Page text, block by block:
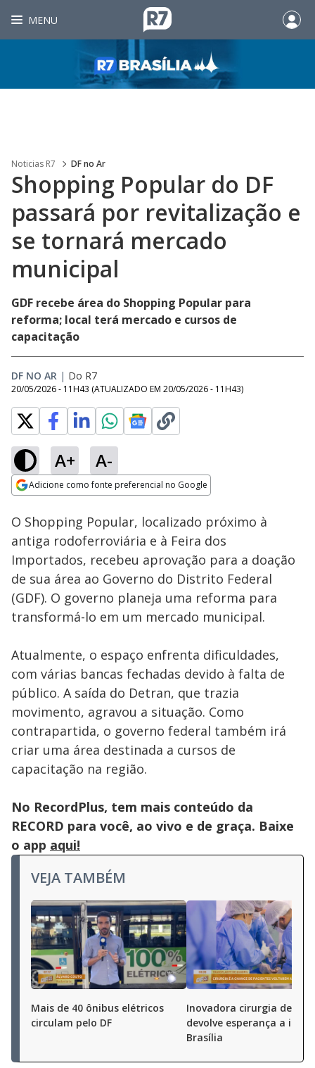
MENU
Noticias R7 DF no Ar
Shopping Popular do DF
passará por revitalização e
se tornará mercado
municipal
GDF recebe área do Shopping Popular para
reforma; local terá mercado e cursos de
capacitação
DF NO AR | Do R7
20/05/2026 - 11H43 (ATUALIZADO EM 20/05/2026 - 11H43)
A+ A-
Adicione como fonte preferencial no Google
Ativar
Loaded:
42.12%
O Shopping Popular, localizado próximo à
antiga rodoferroviária e à Feira dos
Importados, recebeu aprovação para a doação
de sua área ao Governo do Distrito Federal
(GDF). O governo planeja uma reforma para
transformá-lo em um mercado municipal.
Atualmente, o espaço enfrenta dificuldades,
com várias bancas fechadas devido à falta de
público. A saída do Detran, que trazia
movimento, agravou a situação. Como
contrapartida, o governo federal também irá
criar uma área destinada a cursos de
capacitação na região.
No RecordPlus, tem mais conteúdo da
RECORD para você, ao vivo e de graça. Baixe
o app aqui!
VEJA TAMBÉM
Mais de 40 ônibus elétricos
circulam pelo DF
Inovadora cirurgia de
devolve esperança a
Brasília